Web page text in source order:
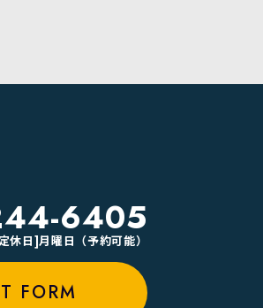
6405
日]月曜日（予約可能）
FORM